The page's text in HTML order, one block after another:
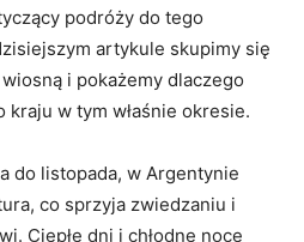
podróży do tego
artykule skupimy się
i pokażemy⁢ dlaczego
w tym właśnie okresie.
⁢do listopada, w Argentynie
co sprzyja zwiedzaniu⁤ i
Ciepłe dni i chłodne noce